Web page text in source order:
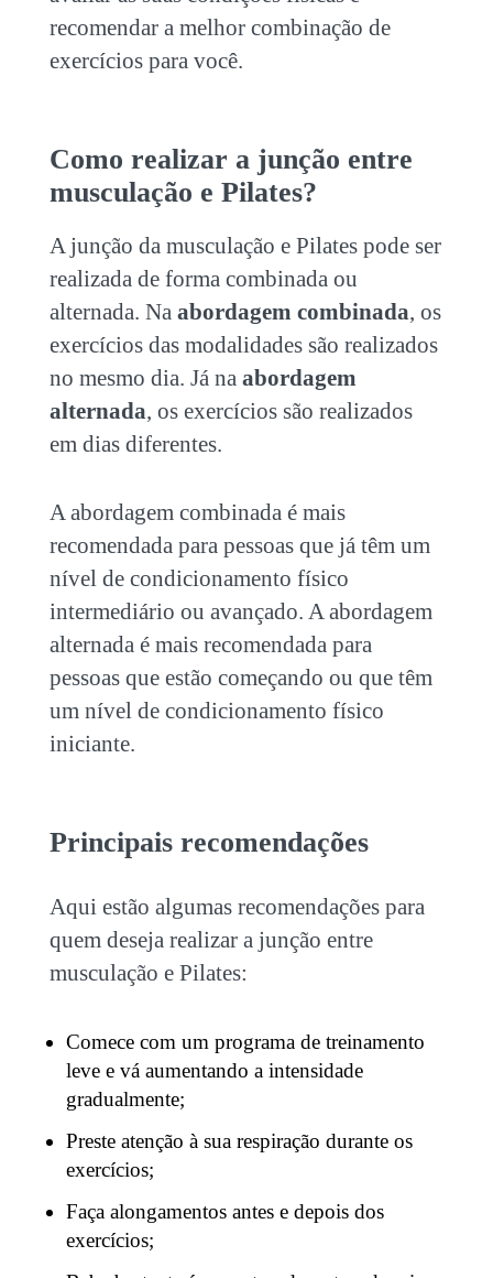
recomendar a melhor combinação de
exercícios para você.
Como realizar a junção entre
musculação e Pilates?
A junção da musculação e Pilatespode ser
realizada de forma combinada ou
alternada. Na abordagem combinada, os
exercícios das modalidades são realizados
no mesmo dia. Já na abordagem
alternada, os exercícios são realizados
em dias diferentes.
A abordagem combinada é mais
recomendada para pessoas que já têm um
nível de condicionamento físico
intermediário ou avançado. A abordagem
alternada é mais recomendada para
pessoas que estão começando ou que têm
um nível de condicionamento físico
iniciante.
Principais recomendações
Aqui estão algumas recomendações para
quem deseja realizar a junção entre
musculação e Pilates:
Comece com um programa de treinamento
leve e vá aumentando a intensidade
gradualmente;
Preste atenção à sua respiração durante os
exercícios;
Faça alongamentos antes e depois dos
exercícios;